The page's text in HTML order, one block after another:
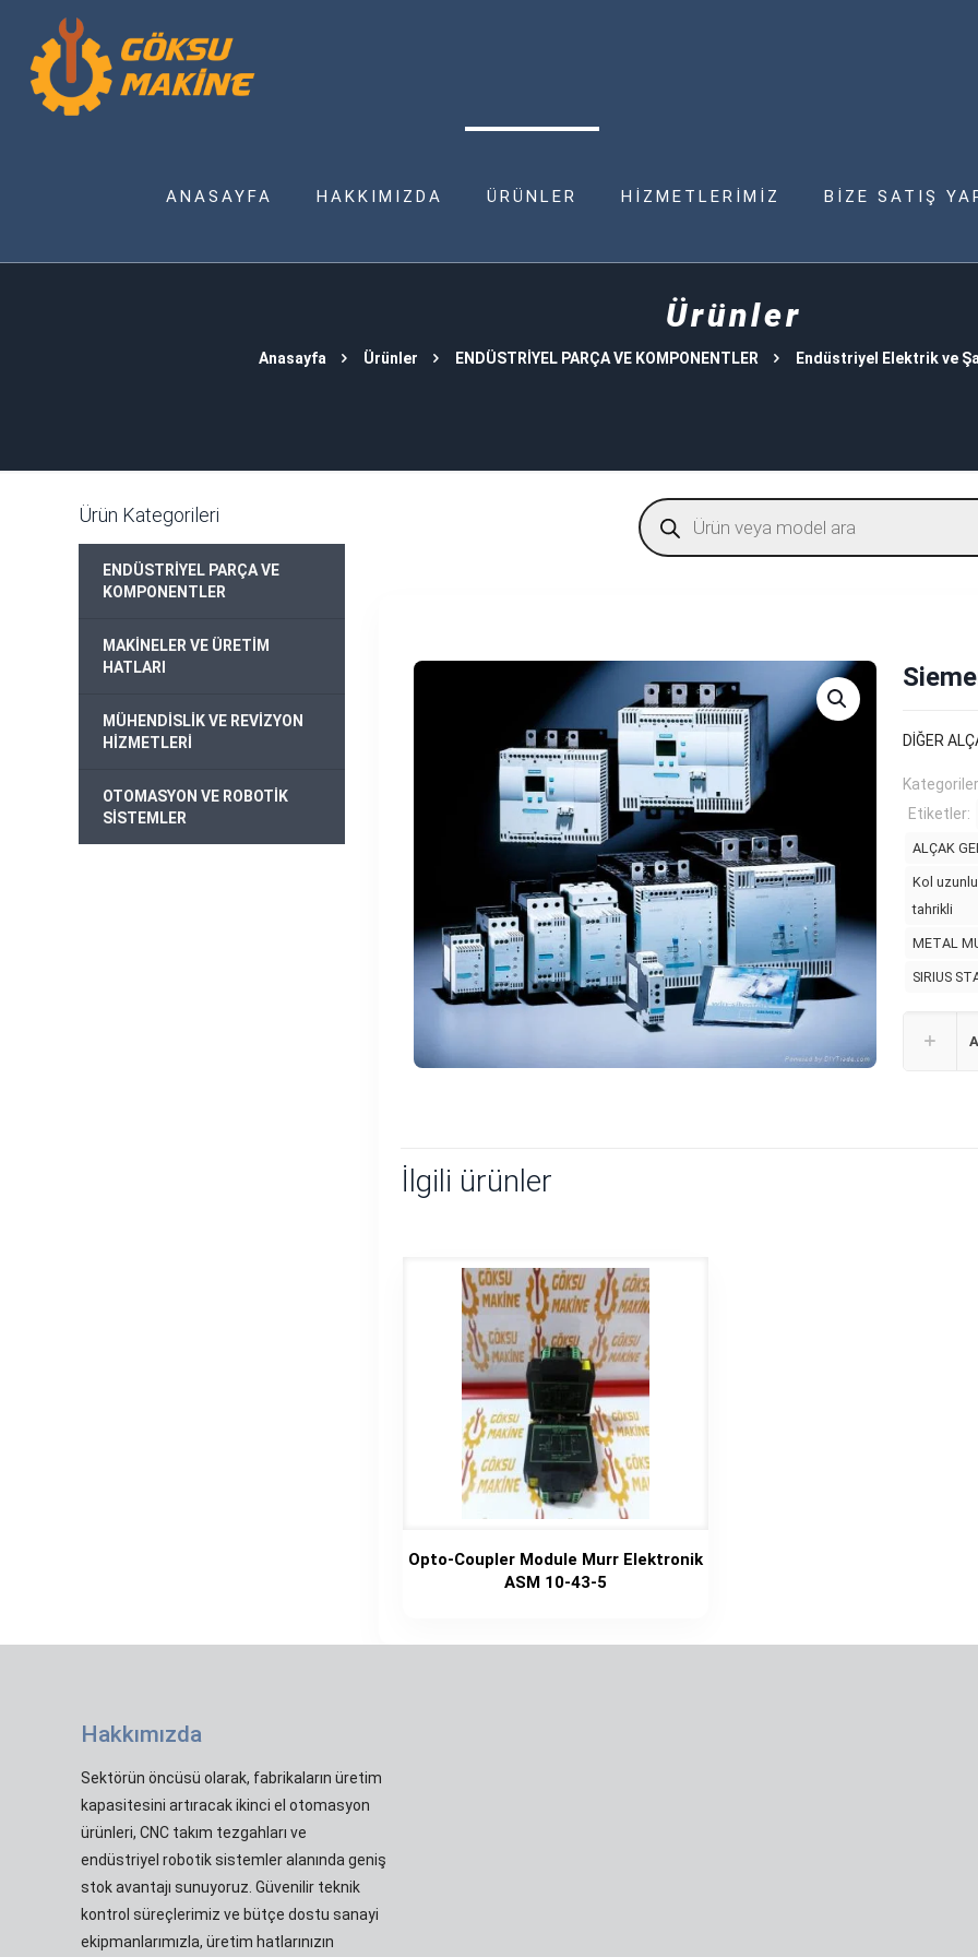
ANASAYFA HAKKIMIZDA ÜRÜNLER HİZMETLERİMİZ BİZE SATIŞ
Ürünler
Anasayfa Ürünler ENDÜSTRİYEL PARÇA VE KOMPONENTLER Endüstriyel Elektrik ve
Products
search
DİĞER
Etiketler:
ALÇAK
Kol
tahrikli
METAL
SIRIUS
İlgili ürünler
Opto-Coupler Module Murr Elektronik
ASM 10-43-5
Ürün Kategorileri
ENDÜSTRİYEL PARÇA VE
KOMPONENTLER
MAKİNELER VE ÜRETİM
HATLARI
MÜHENDİSLİK VE REVİZYON
HİZMETLERİ
OTOMASYON VE ROBOTİK
SİSTEMLER
Hakkımızda
Sektörün öncüsü olarak, fabrikaların üretim
kapasitesini artıracak ikinci el otomasyon
ürünleri, CNC takım tezgahları ve
endüstriyel robotik sistemler alanında geniş
stok avantajı sunuyoruz. Güvenilir teknik
kontrol süreçlerimiz ve bütçe dostu sanayi
ekipmanlarımızla, üretim hatlarınızın